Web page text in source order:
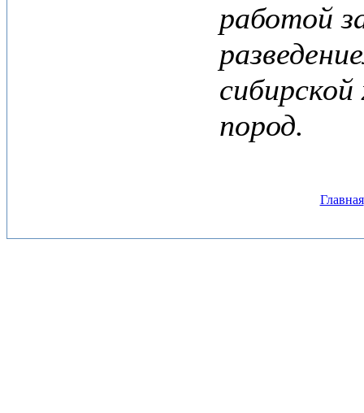
работой
пород.
Главная